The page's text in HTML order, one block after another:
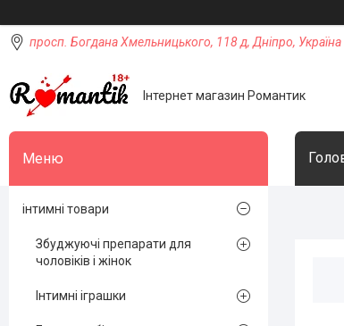
просп. Богдана Хмельницького, 118 д, Дніпро, Україна
Інтернет магазин Романтик
інтимні товари
Збуджуючі препарати для
чоловіків і жінок
Інтимні іграшки